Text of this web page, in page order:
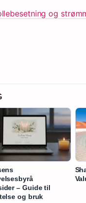
og
– Guide til
og bruk